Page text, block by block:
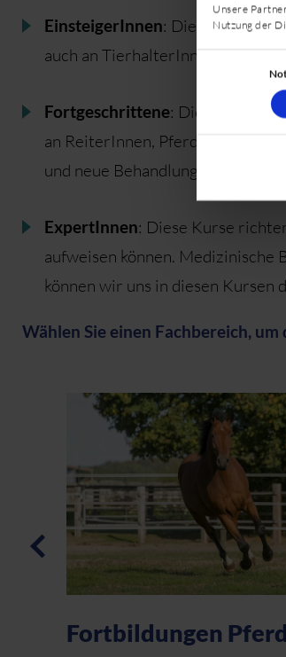
Unsere
Nutzung der
Einwilligungsauswahl
EinsteigerInnen: Diese Kurse
auch an TierhalterInnen, welche
Fortgeschrittene: Diese Kurse
an ReiterInnen,
und neue Behandlungstechniken
ExpertInnen: Diese Kurse
aufweisen können.
können wir uns in diesen Kursen
Wählen Sie einen Fachbereich,
Fortbildungen Pferd